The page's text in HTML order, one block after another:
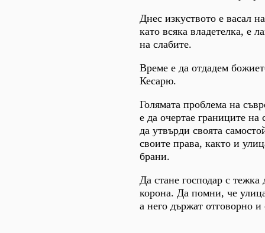
Днес изкуството е васал
като всяка владетелка, е
на слабите.
Време е да отдадем
Кесарю.
Голямата проблема на
е да очертае границите на
да утвърди своята
своите права, както и
брани.
Да стане господар с
корона. Да помни, че
а него държат отговорно и